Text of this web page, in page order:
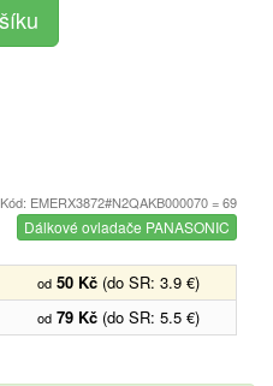
Kód: EMERX3872#N2QAKB000070 = 69
Dálkové ovladače PANASONIC
od 50 Kč (do SR: 3.9 €)
od 79 Kč (do SR: 5.5 €)